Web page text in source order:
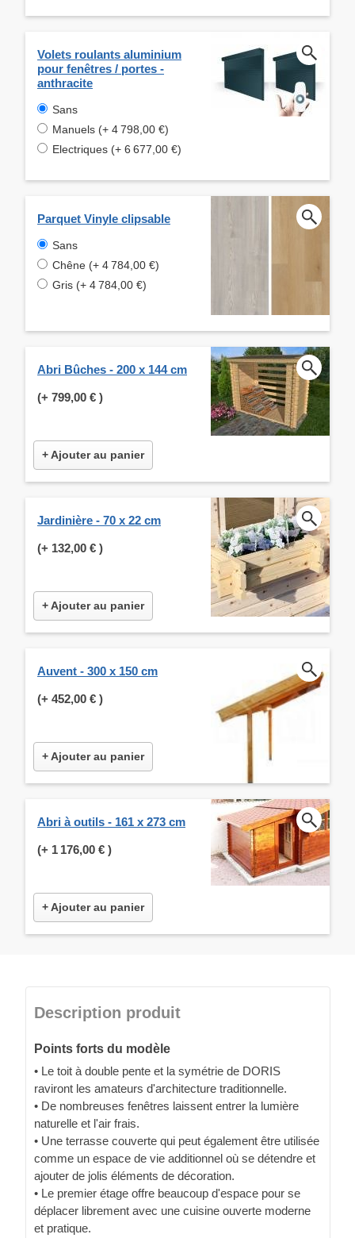
Volets roulants aluminium
pour fenêtres / portes -
anthracite
Sans
Manuels (+ 4 798,00 €)
Electriques (+ 6 677,00 €)
Parquet Vinyle clipsable
Sans
Chêne (+ 4 784,00 €)
Gris (+ 4 784,00 €)
Abri Bûches - 200 x 144 cm
(+ 799,00 € )
+ Ajouter au panier
Jardinière - 70 x 22 cm
(+ 132,00 € )
+ Ajouter au panier
Auvent - 300 x 150 cm
(+ 452,00 € )
+ Ajouter au panier
Abri à outils - 161 x 273 cm
(+ 1 176,00 € )
+ Ajouter au panier
Description produit
Points forts du modèle
• Le toit à double pente et la symétrie de DORIS
raviront les amateurs d'architecture traditionnelle.
• De nombreuses fenêtres laissent entrer la lumière
naturelle et l'air frais.
• Une terrasse couverte qui peut également être utilisée
comme un espace de vie additionnel où se détendre et
ajouter de jolis éléments de décoration.
• Le premier étage offre beaucoup d'espace pour se
déplacer librement avec une cuisine ouverte moderne
et pratique.